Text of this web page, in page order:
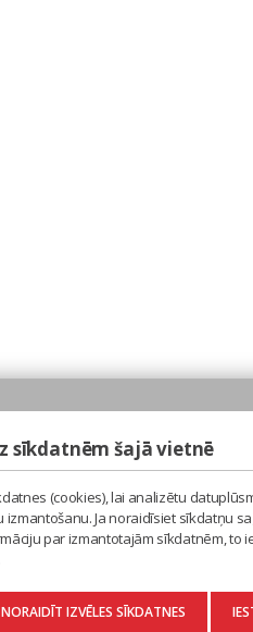
sīkdatnēm šajā vietnē
(cookies), lai analizētu
Ja noraidīsiet sīkdatņu
par izmantotajām sīkdatnēm,
NORAIDĪT IZVĒLES SĪKDATNES